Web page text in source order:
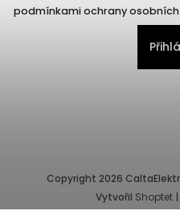
podmínkami ochrany
Copyright 2026
Vytvořil Shoptet